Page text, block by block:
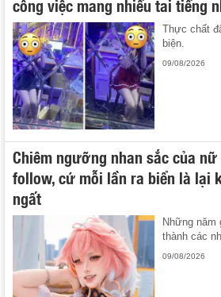
công việc mang nhiều tai tiếng
Thực chất
biện.
09/08/2026
Chiêm ngưỡng nhan sắc của
follow, cứ mỗi lần ra biển là lại
ngất
Những năm
thành các
09/08/2026